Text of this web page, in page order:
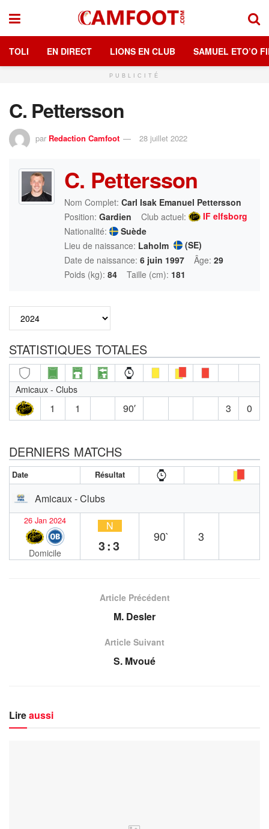
TOLI EN DIRECT LIONS EN CLUB SAMUEL ETO’O
PUBLICITÉ
C. Pettersson
par Redaction Camfoot 28 juillet 2022
C. Pettersson
Nom Complet: Carl Isak Emanuel Pettersson
Position: Gardien Club actuel:
IF elfsborg
Nationalité:
Suède
Lieu de naissance: Laholm
(SE)
Date de naissance: 6 juin 1997 Âge: 29
Poids (kg): 84 Taille (cm): 181
STATISTIQUES TOTALES
Amicaux - Clubs
1 1 90′ 3 0
DERNIERS MATCHS
Date Résultat
Amicaux - Clubs
26 Jan 2024
Domicile
N
3:3
90` 3
Article Précédent
M. Desler
Article Suivant
S. Mvoué
Lireaussi